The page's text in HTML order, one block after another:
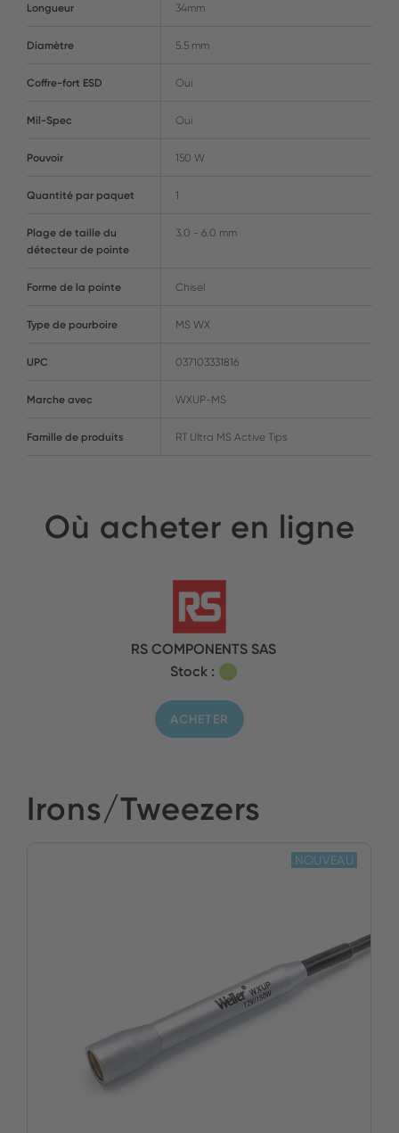
Longueur 34mm
Diamètre 5.5 mm
Coffre-fort ESD Oui
Mil-Spec Oui
Pouvoir 150 W
Quantité par paquet 1
Plage de taille du
détecteur de pointe
3.0 - 6.0 mm
Forme de la pointe Chisel
Type de pourboire MS WX
UPC 037103331816
Marche avec WXUP-MS
Famille de produits RT Ultra MS Active Tips
Où acheter en ligne
RS COMPONENTS SAS
Stock :
ACHETER
Irons/Tweezers
NOUVEAU